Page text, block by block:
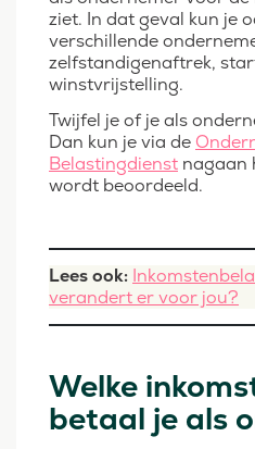
ziet. In dat geval kun je
verschillende
zelfstandigenaftrek,
winstvrijstelling.
Twijfel je of je als
Dan kun je via de
Belastingdienst nagaan
wordt beoordeeld.
Lees ook:
verandert er voor jou?
Welke
betaal je als